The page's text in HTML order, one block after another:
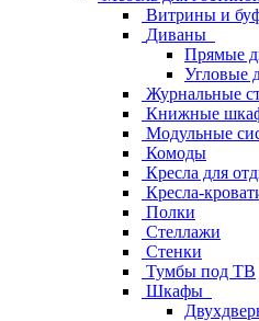
Витрины и
Диваны
Прямые
Угловые
Журнальные
Книжные
Модульные
Комоды
Кресла для
Кресла-
Полки
Стеллажи
Стенки
Тумбы под ТВ
Шкафы